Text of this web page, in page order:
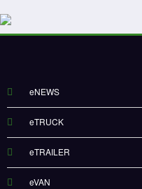
eNEWS
eTRUCK
eTRAILER
eVAN